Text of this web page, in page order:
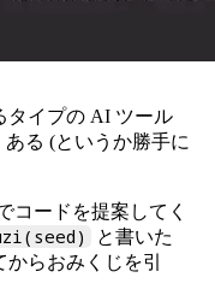
タイプの AI ツール
る (というか勝手に
コードを提案してく
と書いた
らおみくじを引